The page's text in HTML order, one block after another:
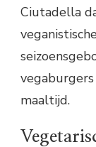
Ciutadella
maaltijd.